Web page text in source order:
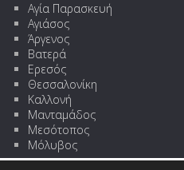
Αγία Παρασκευή
Αγιάσος
Άργενος
Βατερά
Ερεσός
Θεσσαλονίκη
Καλλονή
Μανταμάδος
Μεσότοπος
Μόλυβος